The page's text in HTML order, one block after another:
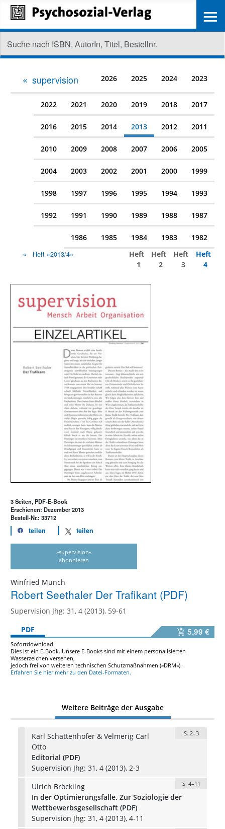
supervision 2026 2025 2024 2023
2022 2021 2020 2019 2018 2017
2016 2015 2014 2013 2012 2011
2010 2009 2008 2007 2006 2005
2004 2003 2002 2001 2000 1999
1998 1997 1996 1995 1994 1993
1992 1991 1990 1989 1988 1987
1986 1985 1984 1983 1982
Heft »2013/4«
Heft
1
Heft
2
Heft
3
Heft
4
3 Seiten, PDF-E-Book
Erschienen: Dezember 2013
Bestell-Nr.: 33712
teilen teilen
»supervision«
abonnieren
Winfried Münch
Robert Seethaler Der Trafikant (PDF)
Supervision Jhg: 31, 4 (2013), 59-61
PDF
5,99 €
Sofortdownload
Dies ist ein E-Book. Unsere E-Books sind mit einem personalisierten
Wasserzeichen versehen,
jedoch frei von weiteren technischen Schutzmaßnahmen (»DRM«).
Erfahren Sie hier mehr zu den Datei-Formaten.
Weitere Beiträge der Ausgabe
Karl Schattenhofer & Velmerig Carl
Otto
S. 2–3
Editorial (PDF)
Supervision Jhg: 31, 4 (2013), 2-3
Ulrich Bröckling
S. 4–11
In der Optimierungsfalle. Zur Soziologie der
Wettbewerbsgesellschaft (PDF)
Supervision Jhg: 31, 4 (2013), 4-11
≡